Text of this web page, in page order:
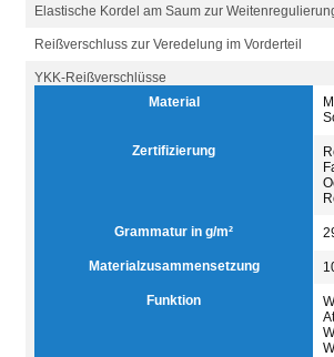
Elastische Kordel am Saum zur
Reißverschluss zur Veredelung im Vorderteil
YKK-Reißverschlüsse
Material
Zertifizierung
Grammatur in g/m²
Materialzusammensetzung
Funktion